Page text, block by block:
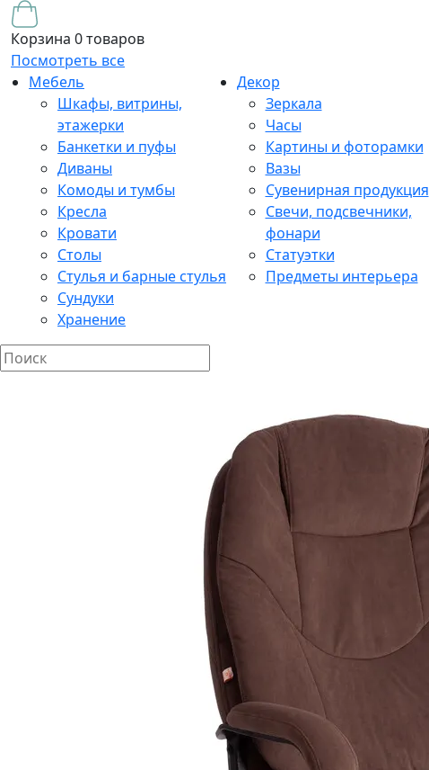
Корзина 0 товаров
Посмотреть все
Мебель
Шкафы, витрины,
этажерки
Банкетки и пуфы
Диваны
Комоды и тумбы
Кресла
Кровати
Столы
Стулья и барные стулья
Сундуки
Хранение
Декор
Зеркала
Часы
Картины и фоторамки
Вазы
Сувенирная продукция
Свечи, подсвечники,
фонари
Статуэтки
Предметы интерьера